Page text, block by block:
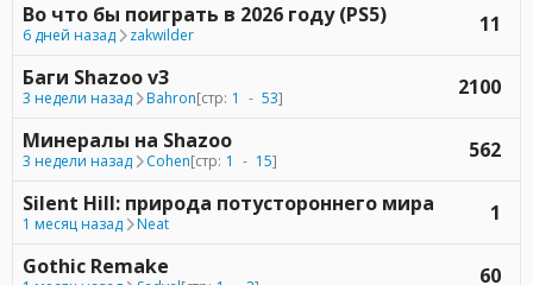
Во что бы поиграть в 2026 году (PS5)
6 дней назад zakwilder 11
Баги Shazoo v3
3 недели назад Bahron[стр: 1 - 53] 2100
Минералы на Shazoo
3 недели назад Cohen[стр: 1 - 15] 562
Silent Hill: природа потустороннего мира
1 месяц назад Neat 1
Gothic Remake 60